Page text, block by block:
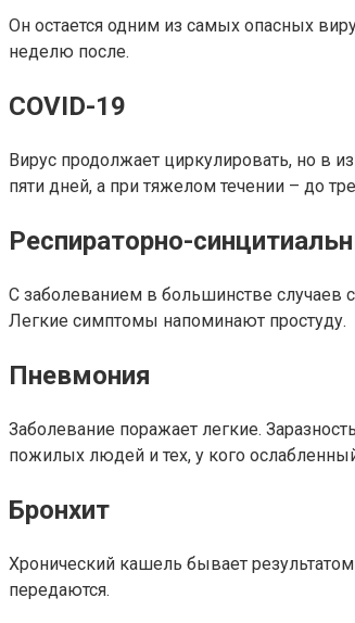
Он остается одним из самых опасных
неделю после.
COVID-19
Вирус продолжает циркулировать, но
пяти дней, а при тяжелом течении – до
Респираторно-
С заболеванием в большинстве
Легкие симптомы напоминают простуду.
Пневмония
Заболевание поражает легкие.
пожилых людей и тех, у кого
Бронхит
Хронический кашель бывает
передаются.